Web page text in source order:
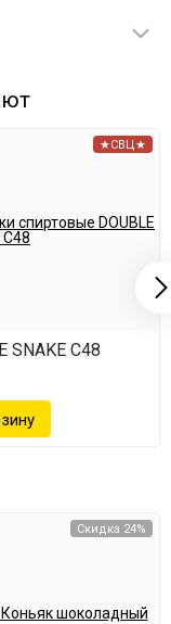
★СВЦ★
SNAKE C48
Скидка 24%